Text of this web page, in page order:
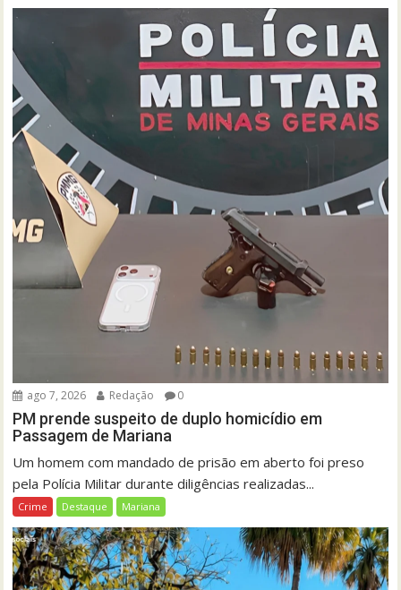
ago 7, 2026 Redação 0
PM prende suspeito de duplo homicídio em
Passagem de Mariana
Um homem com mandado de prisão em aberto foi preso
pela Polícia Militar durante diligências realizadas...
Crime Destaque Mariana